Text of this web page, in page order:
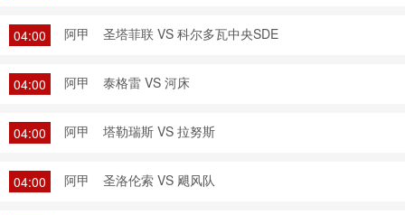
04:00 阿甲 圣塔菲联 VS 科尔多瓦中央SDE
04:00 阿甲 泰格雷 VS 河床
04:00 阿甲 塔勒瑞斯 VS 拉努斯
04:00 阿甲 圣洛伦索 VS 飓风队